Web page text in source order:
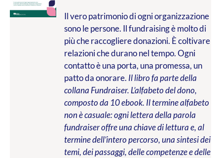
Il vero patrimonio di ogni organizzazione
sono le persone. Il fundraising è molto di
più che raccogliere donazioni. È coltivare
relazioni che durano nel tempo. Ogni
contatto è una porta, una promessa, un
patto da onorare. Il libro fa parte della
collana Fundraiser. L’alfabeto del dono,
composto da 10 ebook. Il termine alfabeto
non è casuale: ogni lettera della parola
fundraiser offre una chiave di lettura e, al
termine dell’intero percorso, una sintesi dei
temi, dei passaggi, delle competenze e delle